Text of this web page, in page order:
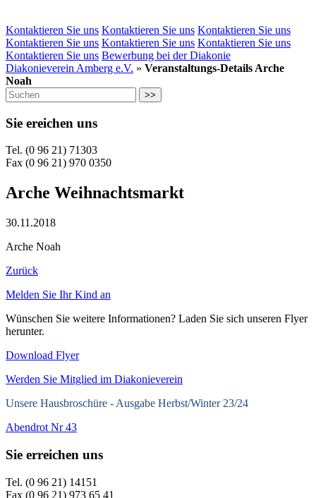
Kontaktieren Sie uns Kontaktieren Sie uns Kontaktieren Sie uns
Kontaktieren Sie uns Kontaktieren Sie uns Kontaktieren Sie uns
Kontaktieren Sie uns Bewerbung bei der Diakonie
Diakonieverein Amberg e.V. » Veranstaltungs-Details Arche
Noah
>>
Sie ereichen uns
Tel. (0 96 21) 71303
Fax (0 96 21) 970 0350
Arche Weihnachtsmarkt
30.11.2018
Arche Noah
Zurück
Melden Sie Ihr Kind an
Wünschen Sie weitere Informationen? Laden Sie sich unseren Flyer
herunter.
Download Flyer
Werden Sie Mitglied im Diakonieverein
Unsere Hausbroschüre - Ausgabe Herbst/Winter 23/24
Abendrot Nr 43
Sie erreichen uns
Tel. (0 96 21) 14151
Fax (0 96 21) 973 65 41